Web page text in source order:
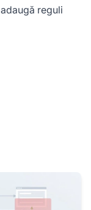
reguli